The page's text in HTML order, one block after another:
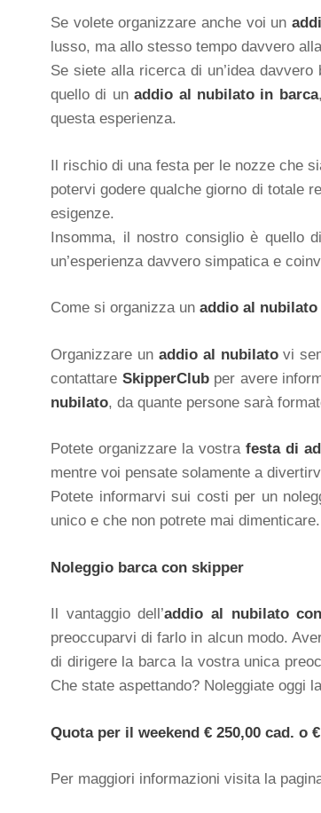
Se volete organizzare anche voi un
lusso, ma allo stesso tempo davvero
Se siete alla ricerca di un’idea
quello di unaddio al nubilato in barca
questa esperienza.
Il rischio di una festa per le nozze che
potervi godere qualche giorno di totale
esigenze.
Insomma, il nostro consiglio è quello
un’esperienza davvero simpatica e
Come si organizza un addio al nubilato
Organizzare un addio al nubilatovi
contattare SkipperClubper avere
nubilato, da quante persone sarà
Potete organizzare la vostra festa di
mentre voi pensate solamente a
Potete informarvi sui costi per un
unico e che non potrete mai dimenticare.
Noleggio barca con skipper
Il vantaggio dell’addio al nubilato
preoccuparvi di farlo in alcun modo.
di dirigere la barca la vostra unica
Che state aspettando? Noleggiate oggi
Quota per il weekend € 250,00 cad. o
Per maggiori informazioni visita la